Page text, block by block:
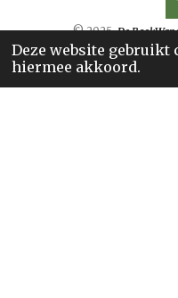
Deze website gebruikt
hiermee akkoord.
© 2025De